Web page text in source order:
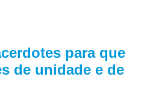
para que
de unidade e de